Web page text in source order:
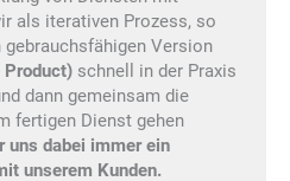
als iterativen Prozess, so
Version
schnell in der Praxis
dann gemeinsam die
fertigen Dienst gehen
uns dabei immer ein
unserem Kunden.